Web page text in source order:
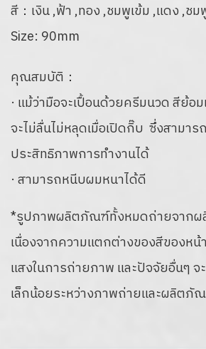
สี：เงิน ,ฟ้า ,ทอง ,ชมพูเข้ม ,แดง ,ชม
Size: 90mm
คุณสมบัติ：
· แม้ว่ามือจะเปื้อนด้วยครีมนวด สีย้อ
จะไม่ลื่นไม่หลุดเมื่อเปิดกิ๊บ ซึ่งสามา
ประสิทธิภาพการทำงานได้
· สามารถหนีบผมหนาได้ดี
*รูปภาพผลิตภัณฑ์ทั้งหมดถ่ายจาก
เนื่องจากความแตกต่างของสีของหน้
แสงในการถ่ายภาพ และปัจจัยอื่นๆ
เล็กน้อยระหว่างภาพถ่ายและผลิตภั